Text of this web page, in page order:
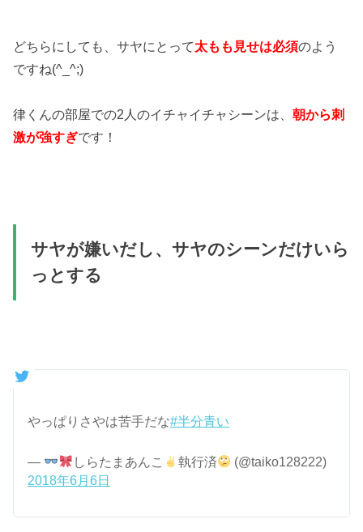
どちらにしても、サヤにとって太もも見せは必須のよう
ですね(^_^;)
律くんの部屋での2人のイチャイチャシーンは、朝から刺
激が強すぎです！
サヤが嫌いだし、サヤのシーンだけいら
っとする
やっぱりさやは苦手だな#半分青い
— しらたまあんこ 執行済
(@taiko128222)
2018年6月6日